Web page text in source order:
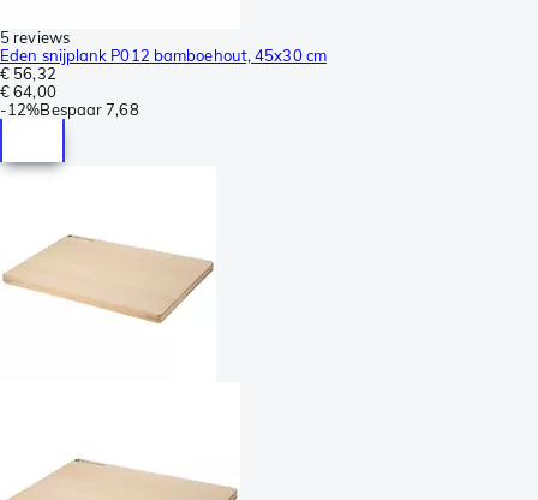
5 reviews
Eden snijplank P012 bamboehout, 45x30 cm
€ 56,32
€ 64,00
-12%Bespaar 7,68